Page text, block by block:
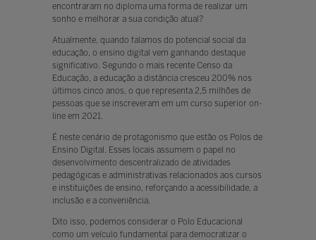
encontraram no diploma uma forma de realizar um
sonho e melhorar a sua condição atual?
Atualmente, quando falamos do potencial social da
educação, o ensino digital vem ganhando destaque
significativo. Segundo o mais recente Censo da
Educação, a educação a distância cresceu 200% nos
últimos cinco anos, o que representa 2,5 milhões de
pessoas que se inscreveram em um curso superior on-
line em 2021.
É neste cenário de protagonismo que estão os Polos de
Ensino Digital. Esses locais assumem o papel no
desenvolvimento descentralizado de atividades
pedagógicas e administrativas relacionados aos cursos
e instituições de ensino, reforçando a acessibilidade, a
inclusão e a conveniência.
Dito isso, podemos considerar o Polo Educacional
como um veículo fundamental para democratizar o